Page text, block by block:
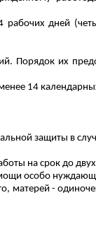
дней
Порядок их
14
защиты в
на срок до
особо
матерей -